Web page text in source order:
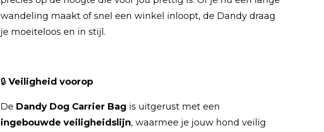
wandeling maakt of snel een winkel inloopt, de Dandy draag
je moeiteloos en in stijl.
🔒 Veiligheid voorop
De Dandy Dog Carrier Bag is uitgerust met een
ingebouwde veiligheidslijn, waarmee je jouw hond veilig